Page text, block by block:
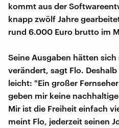
kommt aus der
knapp zwölf Jahre
rund 6.000 Euro brutto im
Seine Ausgaben hätten
verändert, sagt Flo.
leicht: "Ein großer
geben mir keine
Mir ist die Freiheit einfach
meint Flo, jederzeit seinen